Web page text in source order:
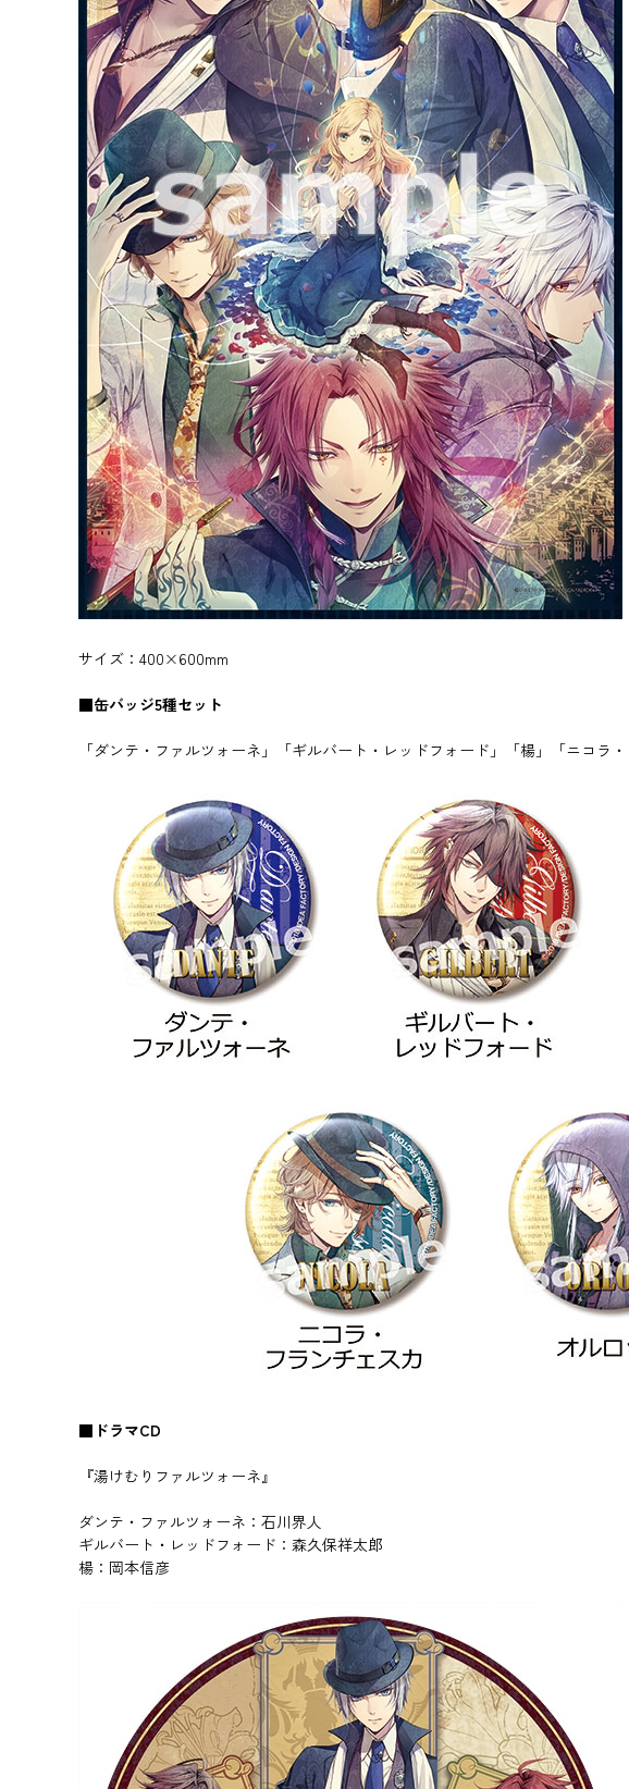
サイズ：400×600mm
■缶バッジ5種セット
「ダンテ・ファルツォーネ」「ギルバート・レッドフォード」「楊」「ニコラ
■ドラマCD
『湯けむりファルツォーネ』
ダンテ・ファルツォーネ：石川界人
ギルバート・レッドフォード：森久保祥太郎
楊：岡本信彦